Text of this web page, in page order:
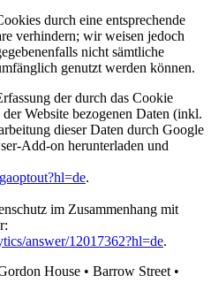
durch eine entsprechende
verhindern; wir weisen jedoch
nicht sämtliche
genutzt werden können.
der durch das Cookie
Website bezogenen Daten (inkl.
dieser Daten durch Google
Add-on herunterladen und
.
im Zusammenhang mit
answer/12017362?hl=de.
House • Barrow Street •